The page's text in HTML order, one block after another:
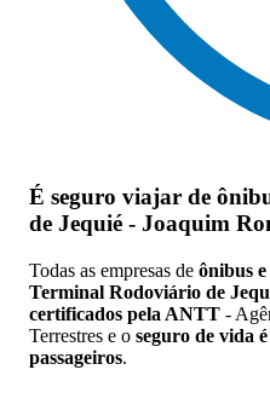
É seguro viajar de
de Jequié - Joaquim
Todas as empresas de ônibus
Terminal Rodoviário de
certificados pela ANTT -
Terrestres e o seguro de vida
passageiros.